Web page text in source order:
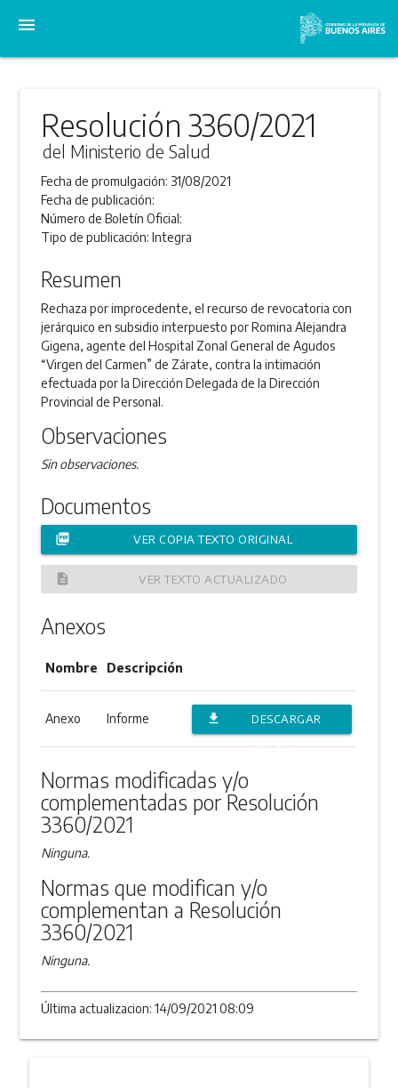
menu
Resolución 3360/2021
del Ministerio de Salud
Fecha de promulgación: 31/08/2021
Fecha de publicación:
Número de Boletín Oficial:
Tipo de publicación:Integra
Resumen
Rechaza por improcedente, el recurso de revocatoria con
jerárquico en subsidio interpuesto por Romina Alejandra
Gigena, agente del Hospital Zonal General de Agudos
“Virgen del Carmen” de Zárate, contra la intimación
efectuada por la Dirección Delegada de la Dirección
Provincial de Personal.
Observaciones
Sin observaciones.
Documentos
picture_as_pdf VER COPIA TEXTO ORIGINAL
description VER TEXTO ACTUALIZADO
Anexos
Nombre Descripción
Anexo Informe file_download
DESCARGAR
ANEXO
Normas modificadas y/o
complementadas por Resolución
3360/2021
Ninguna.
Normas que modifican y/o
complementan a Resolución
3360/2021
Ninguna.
Última actualizacion: 14/09/2021 08:09